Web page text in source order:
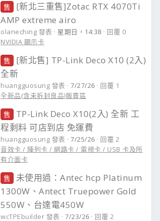
售
[新北三重售]Zotac RTX 4070Ti
AMP extreme airo
olaneching 發表 星期日，14:38
回覆 0
NVIDIA 顯示卡
售
[新北售] TP-Link Deco X10 (2入)
全新
huangguosung 發表 7/27/26
回覆 1
全新品(含未拆封良品)販賣區
售
TP-Link Deco X10(2入) 全新 工
程剩料 可店到店 免運費
huangguosung 發表 7/25/26
回覆 2
音效卡 / 陣列卡 / 網路卡 / 電視卡 / USB 卡及所
有介面卡
售
未使用過：Antec hcp Platinum
1300W、Antect Truepower Gold
550W、台達電450W
wcTPEbuilder 發表 7/23/26
回覆 2